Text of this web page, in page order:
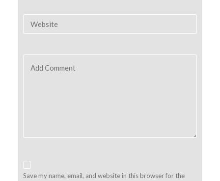
Website
Add Comment
Save my name, email, and website in this browser for the